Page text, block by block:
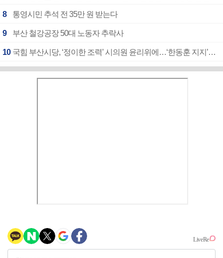
8 통영시민 추석 전 35만 원 받는다
9 부산 철강공장 50대 노동자 추락사
10 국힘 부산시당, ‘정이한 조력’ 시의원 윤리위에…‘한동훈 지지’도 신고접수